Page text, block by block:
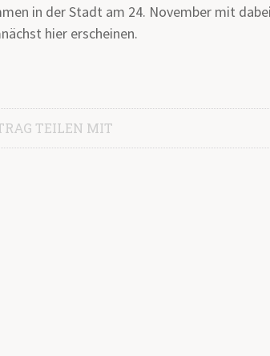
in der Stadt am 24. November mit
hier erscheinen.
TEILEN MIT